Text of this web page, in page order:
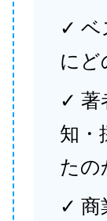
✓ ベ
にど
✓ 著
知・
たの
✓ 商